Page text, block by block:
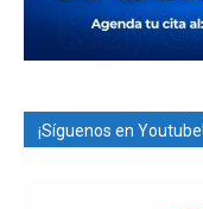
¡Síguenos en Youtube!